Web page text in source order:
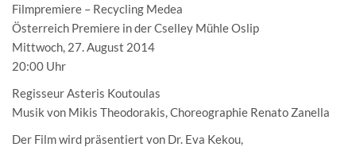
Filmpremiere – Recycling Medea
Österreich Premiere in der Cselley Mühle Oslip
Mittwoch, 27. August 2014
20:00 Uhr
Regisseur Asteris Koutoulas
Musik von Mikis Theodorakis, Choreographie Renato Zanella
Der Film wird präsentiert von Dr. Eva Kekou,